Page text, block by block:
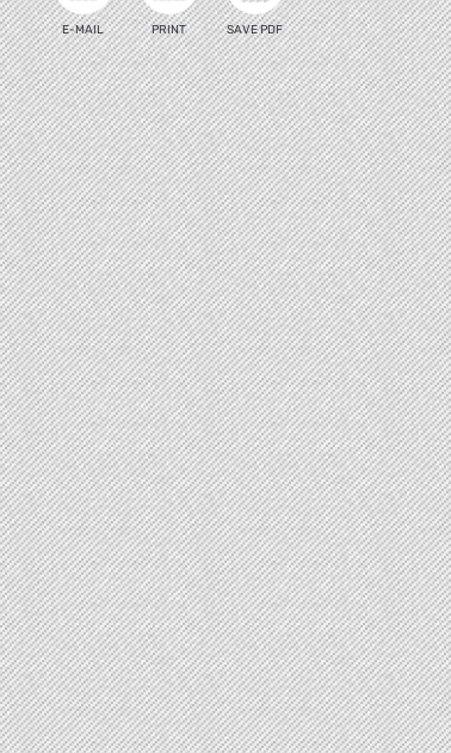
E-MAIL PRINT SAVE PDF